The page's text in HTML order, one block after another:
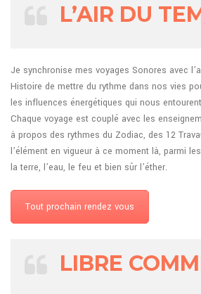
L’AIR DU
Je synchronise mes voyages Sonores avec
Histoire de mettre du rythme dans nos vies
les influences énergétiques qui nous
Chaque voyage est couplé avec les
à propos des rythmes du Zodiac, des 12
l’élément en vigueur à ce moment là, parmi
la terre, l’eau, le feu et bien sûr l’éther.
Tout prochain rendez vous
LIBRE